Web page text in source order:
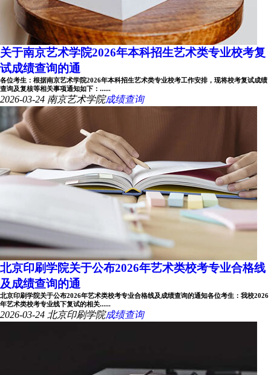
关于南京艺术学院2026年本科招生艺术类专业校考复
试成绩查询的通
各位考生：根据南京艺术学院2026年本科招生艺术类专业校考工作安排，现将校考复试成绩
查询及复核等相关事项通知如下：......
2026-03-24 南京艺术学院成绩查询
北京印刷学院关于公布2026年艺术类校考专业合格线
及成绩查询的通
北京印刷学院关于公布2026年艺术类校考专业合格线及成绩查询的通知各位考生：我校2026
年艺术类校考专业线下复试的相关......
2026-03-24 北京印刷学院成绩查询